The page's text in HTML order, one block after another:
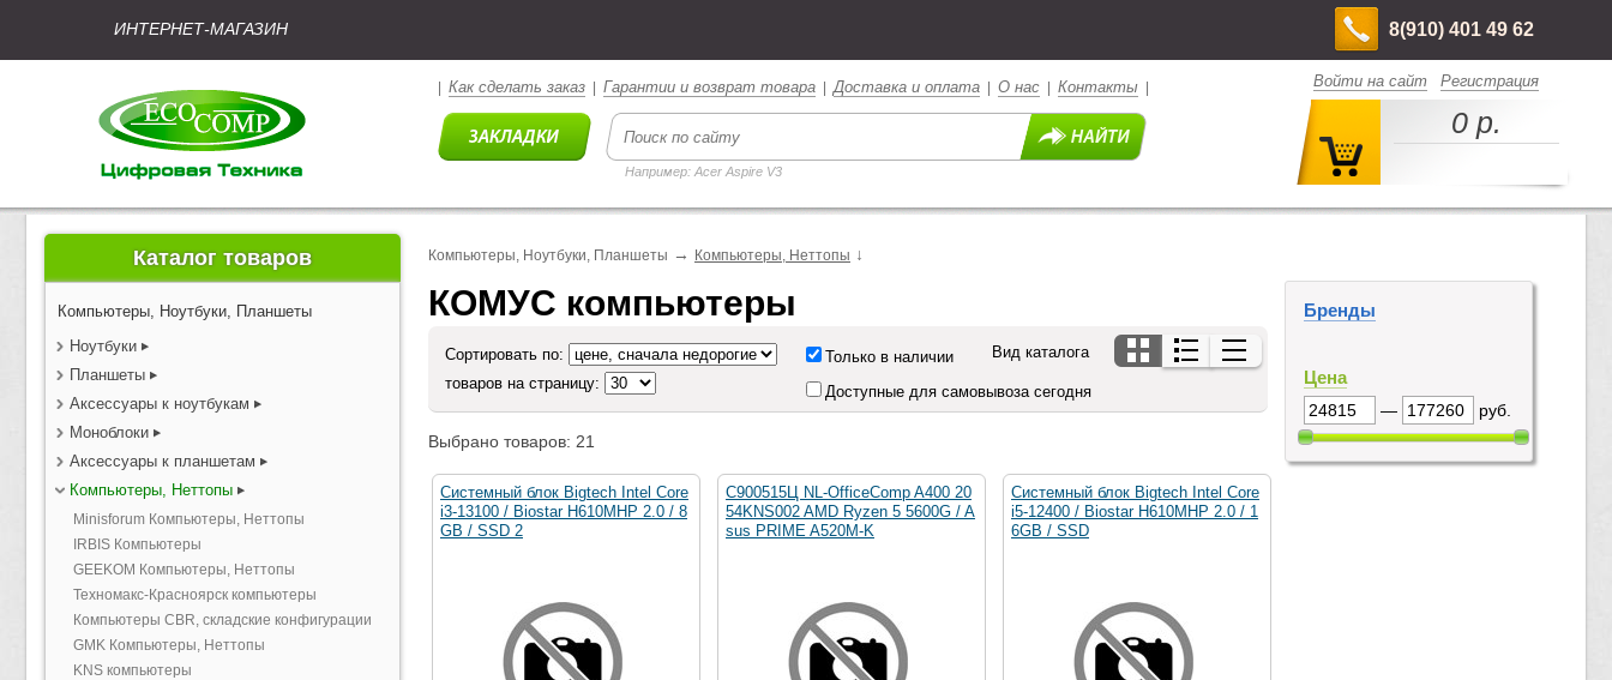
ИНТЕРНЕТ-МАГАЗИН 8(910) 401 49 62
Как сделать заказ Гарантии и возврат товара |Доставка и оплата О нас Контакты
Например: Acer Aspire V3
Войти на сайт Регистрация
0 р.
Каталог товаров
Компьютеры, Ноутбуки, Планшеты
Ноутбуки
Планшеты
Аксессуары к ноутбукам
Моноблоки
Аксессуары к планшетам
Компьютеры, Неттопы
Minisforum Компьютеры, Неттопы
IRBIS Компьютеры
GEEKOM Компьютеры, Неттопы
Техномакс-Красноярск компьютеры
Компьютеры CBR, складские конфигурации
GMK Компьютеры, Неттопы
KNS компьютеры
Компьютеры, Ноутбуки, Планшеты → Компьютеры, Неттопы ↓
КОМУС компьютеры
Сортировать по:
товаров на страницу:
Только в наличии
Доступные для самовывоза сегодня
Вид каталога
Выбрано товаров: 21
Системный блок Bigtech Intel Core
i3-13100 / Biostar H610MHP 2.0 / 8
GB / SSD 2
C900515Ц NL-OfficeComp A400 20
54KNS002 AMD Ryzen 5 5600G / A
sus PRIME A520M-K
Системный блок Bigtech Intel Core
i5-12400 / Biostar H610MHP 2.0 / 1
6GB / SSD
Бренды
Цена
— руб.